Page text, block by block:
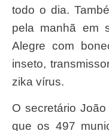
todo o dia.
pela manhã em
Alegre com
inseto,
zika vírus.
O secretário João Gabbardo dos Reis afirmou
que os 497